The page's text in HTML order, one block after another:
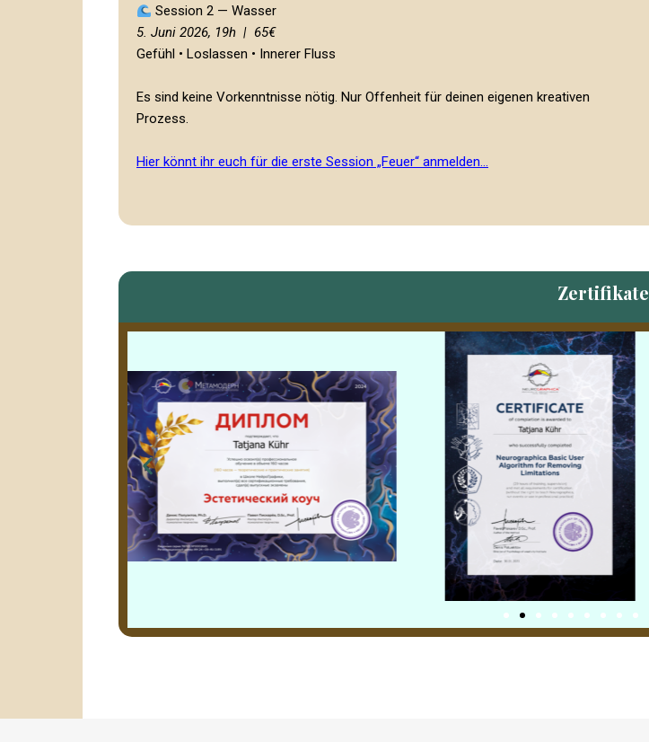
Session 2 — Wasser
5. Juni 2026, 19h | 65€
Gefühl • Loslassen • Innerer Fluss
Es sind keine Vorkenntnisse nötig. Nur Offenheit für deinen eigenen kreativen
Prozess.
Hier könnt ihr euch für die erste Session „Feuer“ anmelden…
Zertifikate